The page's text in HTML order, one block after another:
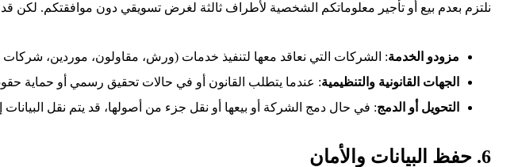
نلتزم بعدم بيع أو تأجير معلوماتكم الشخصية لأطراف ثالثة لغرض تسويقي دون موافقتكم. لكن قد
مزودو الخدمة: الشركات التي نعاقد معها لتنفيذ خدمات (ورش، مقاولون، موردين، شركات
الجهات القانونية والتنظيمية: عندما يتطلب القانون أو في حالات تحقيق رسمي أو حماية
التحويل أو الدمج: في حال دمج الشركة أو بيعها أو نقل جزء من أصولها، قد يتم نقل البيانات
6. حفظ البيانات والأمان